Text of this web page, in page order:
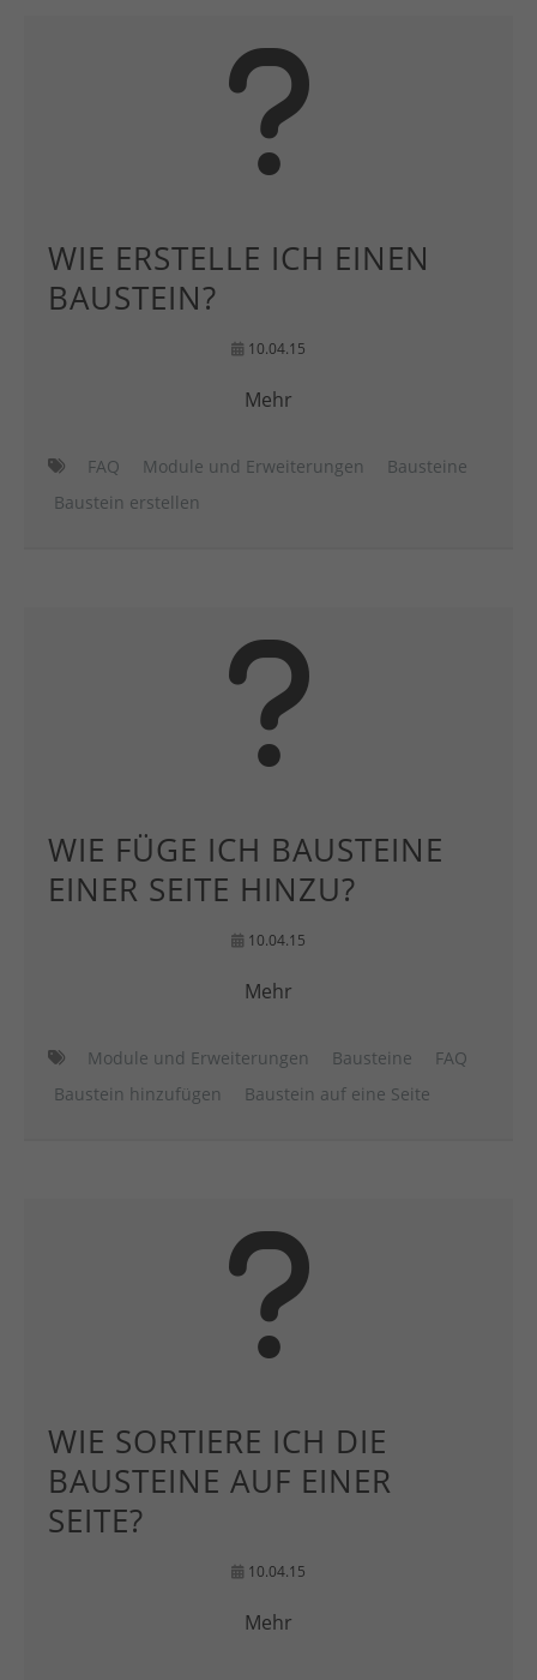
WIE ERSTELLE ICH EINEN
BAUSTEIN?
10.04.15
Mehr
FAQ Module und Erweiterungen
Bausteine
Baustein erstellen
WIE FÜGE ICH BAUSTEINE
EINER SEITE HINZU?
10.04.15
Mehr
Module und Erweiterungen Bausteine
FAQ
Baustein hinzufügen
Baustein auf eine Seite
WIE SORTIERE ICH DIE
BAUSTEINE AUF EINER
SEITE?
10.04.15
Mehr